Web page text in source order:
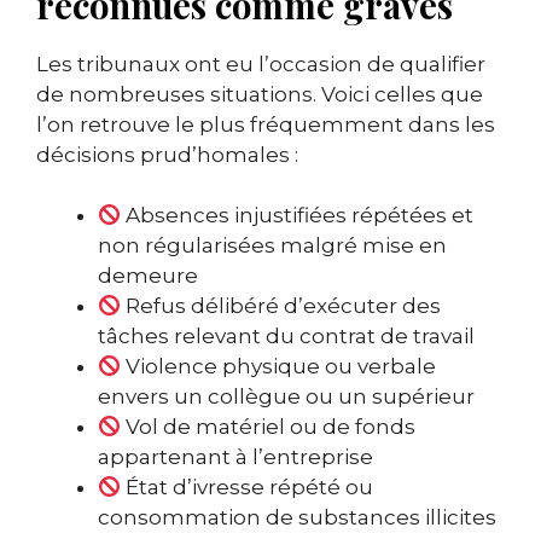
Les tribunaux ont eu l’occasion de qualifier
de nombreuses situations. Voici celles que
l’on retrouve le plus fréquemment dans les
décisions prud’homales :
Absences injustifiées répétées et
non régularisées malgré mise en
demeure
Refus délibéré d’exécuter des
tâches relevant du contrat de travail
Violence physique ou verbale
envers un collègue ou un supérieur
Vol de matériel ou de fonds
appartenant à l’entreprise
État d’ivresse répété ou
consommation de substances illicites